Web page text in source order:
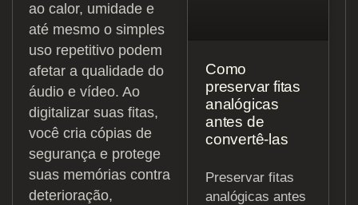
ao calor, umidade e
até mesmo o simples
uso repetitivo podem
afetar a qualidade do
áudio e vídeo. Ao
digitalizar suas fitas,
você cria cópias de
segurança e protege
suas memórias contra
deterioração,
Como
preservar fitas
analógicas
antes de
convertê-las
Preservar fitas
analógicas antes